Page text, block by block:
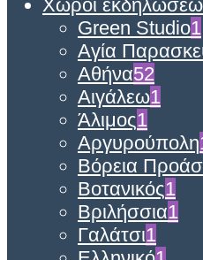
Χώροι
Green Studio1
Αγία
Αθήνα52
Αιγάλεω1
Άλιμος1
Αργυρούπολη
Βόρεια
Βοτανικός1
Βριλήσσια1
Γαλάτσι1